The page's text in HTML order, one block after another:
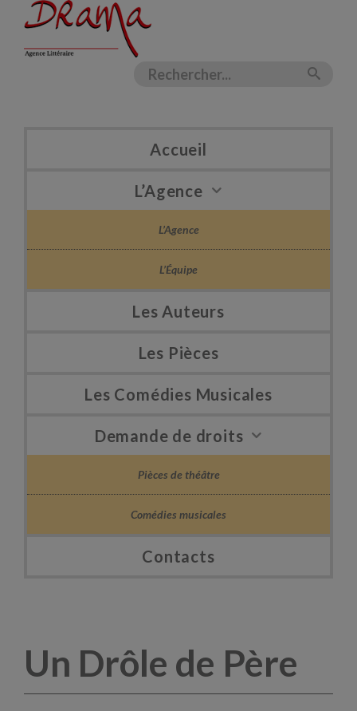
Accueil
L’Agence
L’Agence
L’Équipe
Les Auteurs
Les Pièces
Les Comédies Musicales
Demande de droits
Pièces de théâtre
Comédies musicales
Contacts
Un Drôle de Père